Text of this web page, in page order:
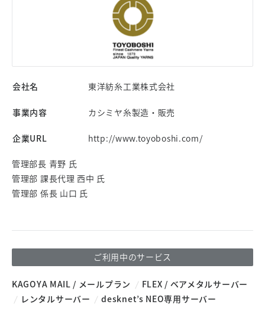
会社名 東洋紡糸工業株式会社
事業内容 カシミヤ糸製造・販売
企業URL http://www.toyoboshi.com/
管理部長 青野 氏
管理部 課長代理 西中 氏
管理部 係長 山口 氏
ご利用中のサービス
KAGOYA MAIL / メールプラン
FLEX / ベアメタルサーバー
レンタルサーバー
desknet’s NEO専用サーバー